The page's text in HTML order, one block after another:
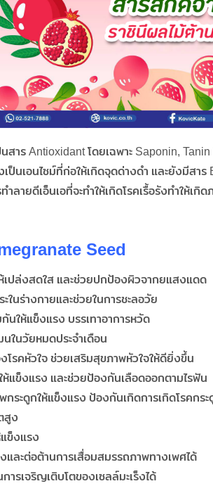
าร Antioxidant โดยเฉพาะ Saponin,
เป็นเอนไซม์ที่ก่อให้เกิดจุดด่างดำ และยังมีสา
ลายดีเอ็นเอที่จะทำให้เกิดโรคเรื้อรังทำให้เ
Seed
ปล่งสดใส และช่วยปกป้องผิวจากยแสงแดด
นร่างกายและช่วยในการชะลอวัย
นให้แข็งแรง บรรเทาอาการหวัด
ในวัยหมดประจำเดือน
โรคหัวใจ ช่วยเสริมสุขภาพหัวใจให้ดียิ่งขึ้น
แข็งแรง และช่วยป้องกันเลือดออกตามไรฟัน
กระดูกให้แข็งแรง ป้องกันเกิดการเกิดโรคกร
สูง
ข็งแรง
และต่อต้านการเสื่อมสมรรถภาพทางเพศได้
รเจริญเติบโตของเซลล์มะเร็งได้